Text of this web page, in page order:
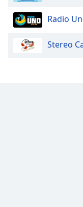
Radio
Stereo